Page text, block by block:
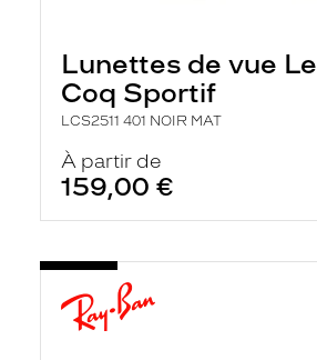
Lunettes de vue Le
Coq Sportif
LCS2511 401 NOIR MAT
À partir de
159,00 €